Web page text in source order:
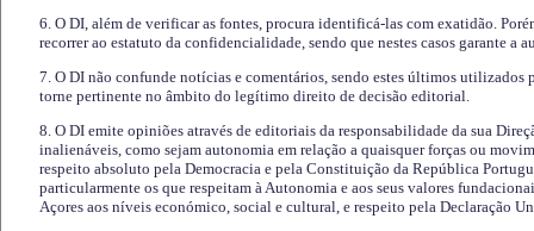
6. O DI, além de verificar as fontes, procura identificá-las com exatidão.
recorrer ao estatuto da confidencialidade, sendo que nestes casos garante a
7. O DI não confunde notícias e comentários, sendo estes últimos utilizados
torne pertinente no âmbito do legítimo direito de decisão editorial.
8. O DI emite opiniões através de editoriais da responsabilidade da sua
inalienáveis, como sejam autonomia em relação a quaisquer forças ou
respeito absoluto pela Democracia e pela Constituição da República
particularmente os que respeitam à Autonomia e aos seus valores
Açores aos níveis económico, social e cultural, e respeito pela Declaração